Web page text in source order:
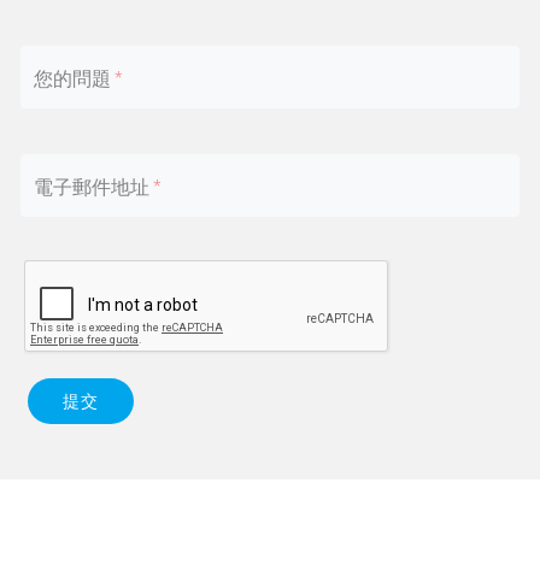
您的問題
電子郵件地址
提交